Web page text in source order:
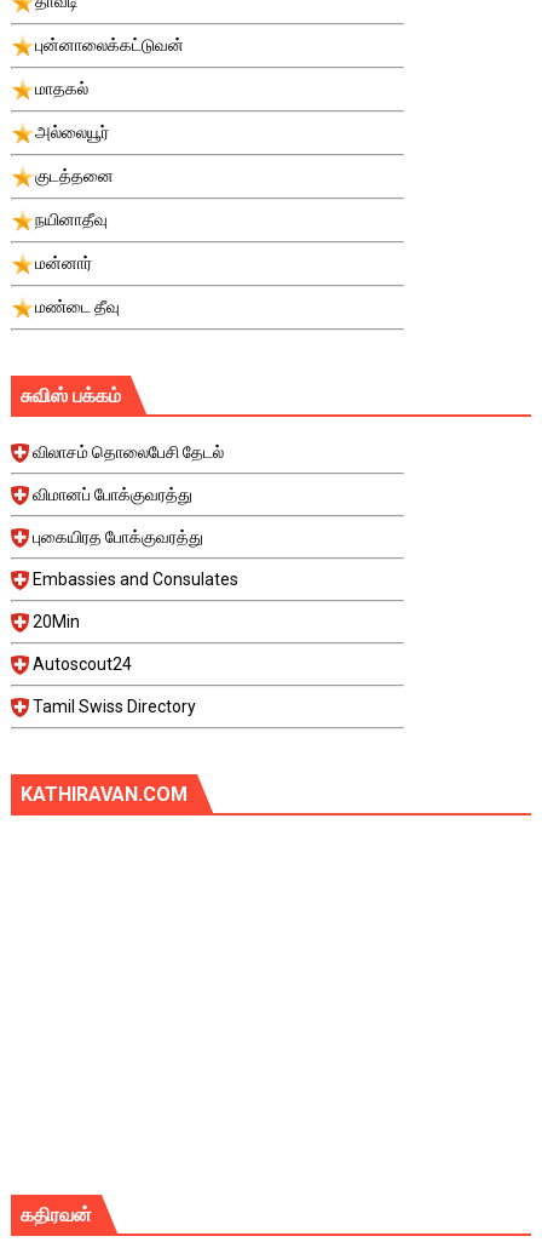
புன்னாலைக்கட்டுவன்
மாதகல்
அல்லையூர்
குடத்தனை
நயினாதீவு
மன்னார்
மண்டை தீவு
சுவிஸ் பக்கம்
விலாசம் தொலைபேசி தேடல்
விமானப் போக்குவரத்து
புகையிரத போக்குவரத்து
Embassies and Consulates
20Min
Autoscout24
Tamil Swiss Directory
KATHIRAVAN.COM
கதிரவன்